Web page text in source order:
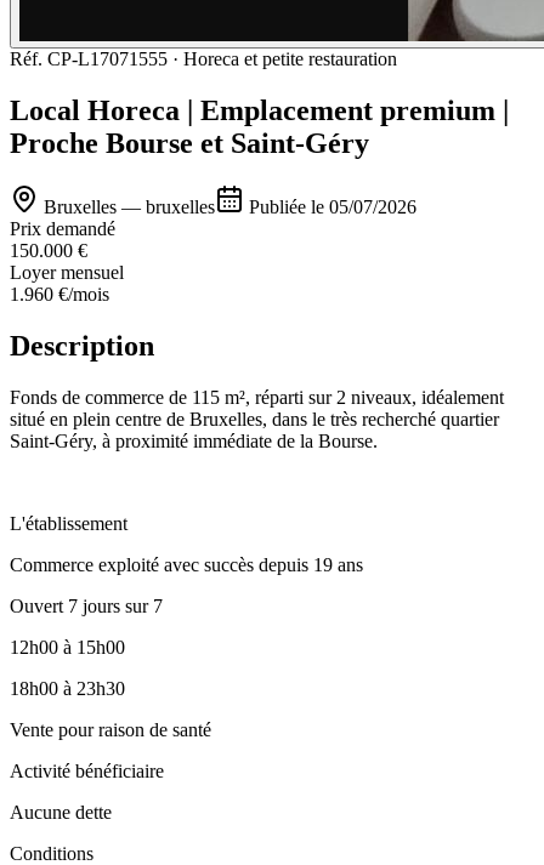
Réf. CP-L17071555 · Horeca et petite restauration
Local Horeca | Emplacement premium |
Proche Bourse et Saint-Géry
Bruxelles — bruxelles Publiée le 05/07/2026
Prix demandé
150.000 €
Loyer mensuel
1.960 €/mois
Description
Fonds de commerce de 115 m², réparti sur 2 niveaux, idéalement
situé en plein centre de Bruxelles, dans le très recherché quartier
Saint-Géry, à proximité immédiate de la Bourse.
L'établissement
Commerce exploité avec succès depuis 19 ans
Ouvert 7 jours sur 7
12h00 à 15h00
18h00 à 23h30
Vente pour raison de santé
Activité bénéficiaire
Aucune dette
Conditions